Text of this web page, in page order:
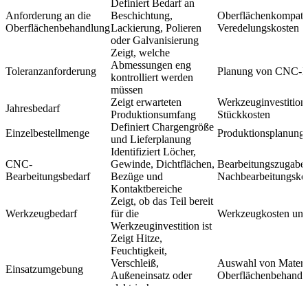
Anforderung an die
Oberflächenbehandlung
Definiert Bedarf an
Beschichtung,
Lackierung, Polieren
oder Galvanisierung
Veredelungskosten
Toleranzanforderung
Zeigt, welche
Abmessungen eng
kontrolliert werden
müssen
Planung von CNC-
Jahresbedarf
Zeigt erwarteten
Produktionsumfang
Stückkosten
Einzelbestellmenge
Definiert Chargengröße
und Lieferplanung
Produktionsplanung
CNC-
Bearbeitungsbedarf
Identifiziert Löcher,
Gewinde, Dichtflächen,
Bezüge und
Kontaktbereiche
Bearbeitungszugabe
Werkzeugbedarf
Zeigt, ob das Teil bereit
für die
Werkzeuginvestition ist
Werkzeugkosten
Einsatzumgebung
Zeigt Hitze,
Feuchtigkeit,
Verschleiß,
Außeneinsatz oder
Auswahl von